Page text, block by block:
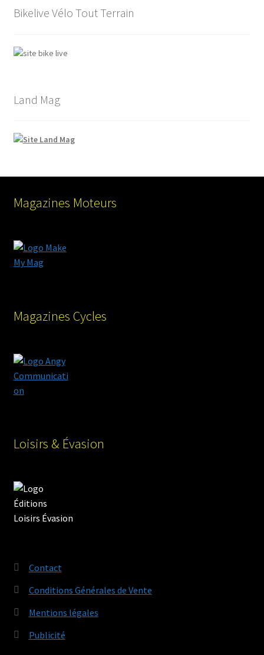
Bikelive Vélo Tout Terrain
Land Mag
Magazines Moteurs
Magazines Cycles
Loisirs & Évasion
Contact
Conditions Générales de Vente
Mentions légales
Publicité